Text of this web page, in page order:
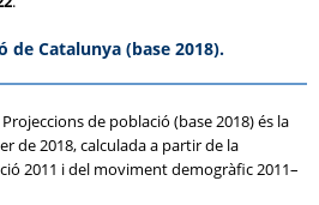
de Catalunya (base 2018).
de població (base 2018) és la
de 2018, calculada a partir de la
2011 i del moviment demogràfic 2011–